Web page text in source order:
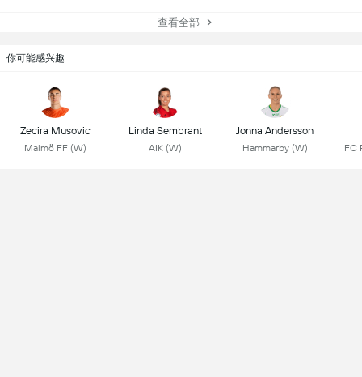
查看全部
你可能感兴趣
Zecira Musovic
Malmö FF (W)
Linda Sembrant
AIK (W)
Jonna Andersson
Hammarby (W) FC